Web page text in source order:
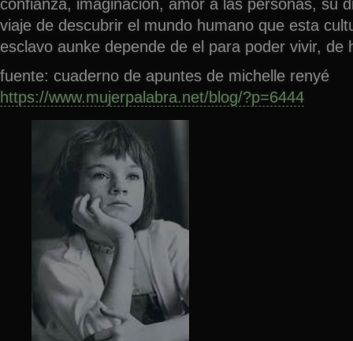
confianza, imaginación, amor a las personas, su
viaje de descubrir el mundo humano que esta
esclavo aunke depende de el para poder vivir, de
fuente: cuaderno de apuntes de michelle renyé
https://www.mujerpalabra.net/blog/?p=6444